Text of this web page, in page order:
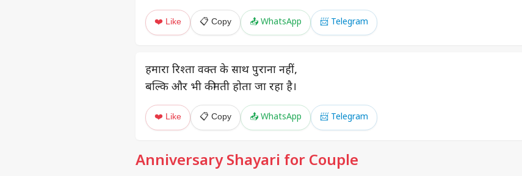
❤️ Like 📋 Copy 📤 WhatsApp 📨 Telegram
हमारा रिश्ता वक्त के साथ पुराना नहीं,
बल्कि और भी कीमती होता जा रहा है।
❤️ Like 📋 Copy 📤 WhatsApp 📨 Telegram
Anniversary Shayari for Couple